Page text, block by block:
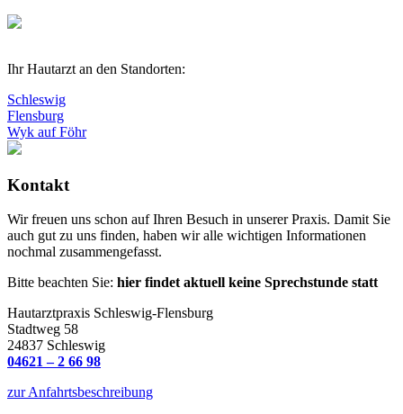
Ihr Hautarzt an den Standorten:
Schleswig
Flensburg
Wyk auf Föhr
Kontakt
Wir freuen uns schon auf Ihren Besuch in unserer Praxis. Damit Sie
auch gut zu uns finden, haben wir alle wichtigen Informationen
nochmal zusammengefasst.
Bitte beachten Sie: hier findet aktuell keine Sprechstunde statt
Hautarztpraxis Schleswig-Flensburg
Stadtweg 58
24837 Schleswig
04621 – 2 66 98
zur Anfahrtsbeschreibung